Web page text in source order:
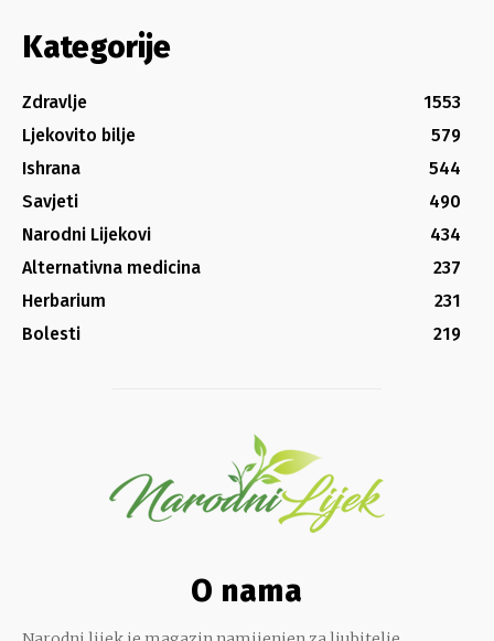
Kategorije
Zdravlje
1553
Ljekovito bilje
579
Ishrana
544
Savjeti
490
Narodni Lijekovi
434
Alternativna medicina
237
Herbarium
231
Bolesti
219
O nama